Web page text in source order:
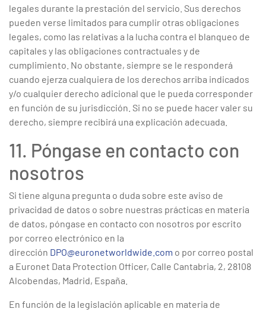
legales durante la prestación del servicio. Sus derechos
pueden verse limitados para cumplir otras obligaciones
legales, como las relativas a la lucha contra el blanqueo de
capitales y las obligaciones contractuales y de
cumplimiento. No obstante, siempre se le responderá
cuando ejerza cualquiera de los derechos arriba indicados
y/o cualquier derecho adicional que le pueda corresponder
en función de su jurisdicción. Si no se puede hacer valer su
derecho, siempre recibirá una explicación adecuada.
11. Póngase en contacto con
nosotros
Si tiene alguna pregunta o duda sobre este aviso de
privacidad de datos o sobre nuestras prácticas en materia
de datos, póngase en contacto con nosotros por escrito
por correo electrónico en la
dirección DPO@euronetworldwide.com o por correo postal
a Euronet Data Protection Officer, Calle Cantabria, 2, 28108
Alcobendas, Madrid, España.
En función de la legislación aplicable en materia de